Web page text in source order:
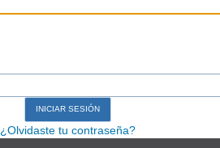
¿Olvidaste tu contraseña?